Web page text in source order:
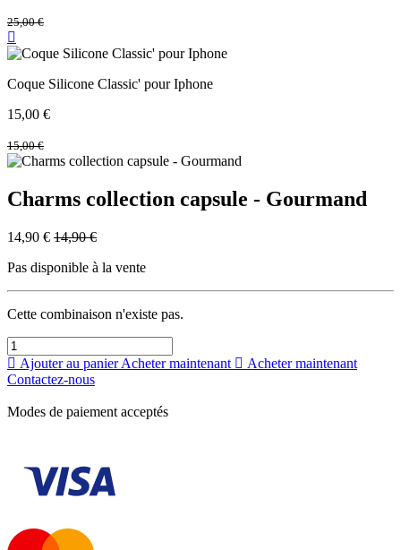
25,00€
Coque Silicone Classic' pour Iphone
15,00 €
15,00€
Charms collection capsule - Gourmand
14,90 € 14,90€
Pas disponible à la vente
Cette combinaison n'existe pas.
Ajouter au panierAcheter maintenant
Acheter maintenant
Contactez-nous
Modes de paiement acceptés